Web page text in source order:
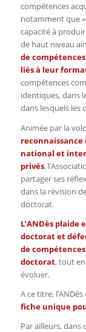
compétences
notamment que «
capacité à
de haut niveau
de
liés à leur
compétences
identiques, dans
dans lesquels les
Animée par la
national et
privés,
partager ses
dans la révision
doctorat.
L’ANDès
doctorat et
de
doctorat, tout en
évoluer.
A ce titre, l’ANDès
fiche unique
Par ailleurs, dans